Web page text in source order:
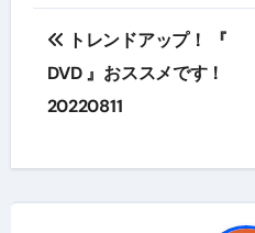
投
稿
ナ
ビ
ゲ
トレンドアップ！ 『
DVD 』おススメです！
20220811